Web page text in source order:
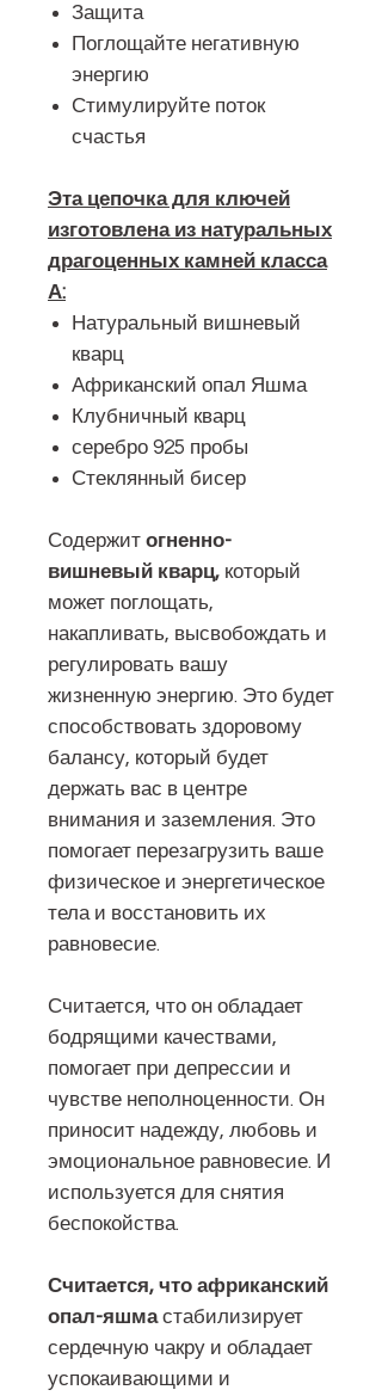
Защита
Поглощайте негативную
энергию
Стимулируйте поток
счастья
Эта цепочка для ключей
изготовлена из натуральных
драгоценных камней класса
А:
Натуральный вишневый
кварц
Африканский опал Яшма
Клубничный кварц
серебро 925 пробы
Стеклянный бисер
Содержит огненно-
вишневый кварц, который
может поглощать,
накапливать, высвобождать и
регулировать вашу
жизненную энергию. Это будет
способствовать здоровому
балансу, который будет
держать вас в центре
внимания и заземления. Это
помогает перезагрузить ваше
физическое и энергетическое
тела и восстановить их
равновесие.
Считается, что он обладает
бодрящими качествами,
помогает при депрессии и
чувстве неполноценности. Он
приносит надежду, любовь и
эмоциональное равновесие. И
используется для снятия
беспокойства.
Считается, что африканский
опал-яшмастабилизирует
сердечную чакру и обладает
успокаивающими и